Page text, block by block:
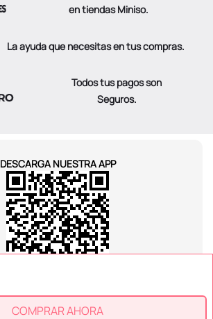
COMPRAR AHORA
en tiendas Miniso.
La ayuda que necesitas en tus compras.
Todos tus pagos son
Seguros.
DESCARGA NUESTRA APP